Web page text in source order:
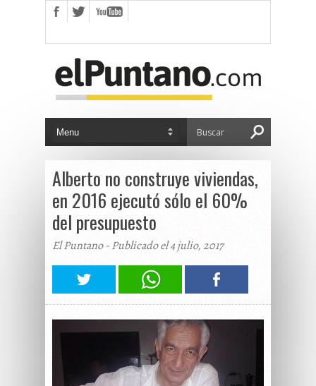
Alberto no construye viviendas,
en 2016 ejecutó sólo el 60%
del presupuesto
El Puntano - Publicado el 4 julio, 2017